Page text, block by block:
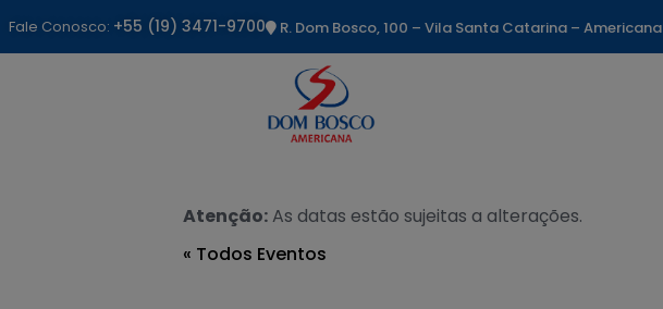
Fale Conosco: +55 (19) 3471-9700 R. Dom Bosco, 100 – Vila Santa Catarina – Americana
Atenção:As datas estão sujeitas a alterações.
« Todos Eventos